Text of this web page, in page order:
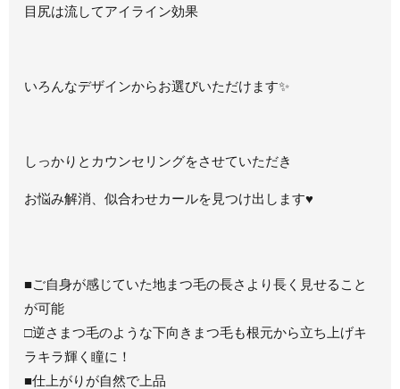
目尻は流してアイライン効果
いろんなデザインからお選びいただけます✨
しっかりとカウンセリングをさせていただき
お悩み解消、似合わせカールを見つけ出します♥
■ご自身が感じていた地まつ毛の長さより長く見せること
が可能
□逆さまつ毛のような下向きまつ毛も根元から立ち上げキ
ラキラ輝く瞳に！
■仕上がりが自然で上品